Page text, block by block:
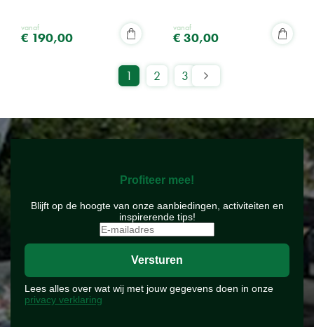
vanaf
€ 190,00
vanaf
€ 30,00
1 2 3
Profiteer mee!
Blijft op de hoogte van onze aanbiedingen, activiteiten en
inspirerende tips!
Lees alles over wat wij met jouw gegevens doen in onze
privacy verklaring